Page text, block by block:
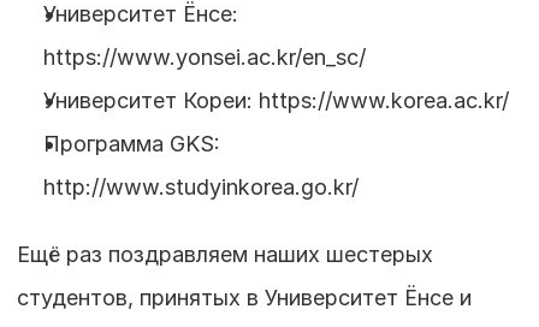
Университет Ёнсе:
https://www.yonsei.ac.kr/en_sc/
Университет Кореи: https://www.korea.ac.kr/
Программа GKS:
http://www.studyinkorea.go.kr/
Ещё раз поздравляем наших шестерых
студентов, принятых в Университет Ёнсе и